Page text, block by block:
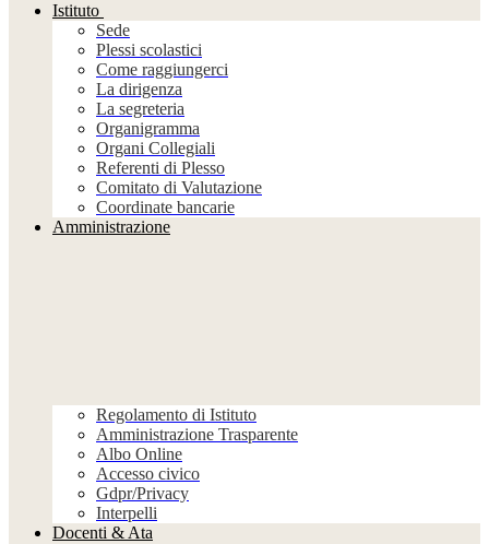
Istituto
Sede
Plessi scolastici
Come raggiungerci
La dirigenza
La segreteria
Organigramma
Organi Collegiali
Referenti di Plesso
Comitato di Valutazione
Coordinate bancarie
Amministrazione
Regolamento di Istituto
Amministrazione Trasparente
Albo Online
Accesso civico
Gdpr/Privacy
Interpelli
Docenti & Ata